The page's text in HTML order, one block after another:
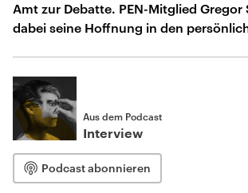
Amt zur Debatte. PEN-Mitglied Gregor
dabei seine Hoffnung in den
Aus dem Podcast
Interview
Podcast abonnieren